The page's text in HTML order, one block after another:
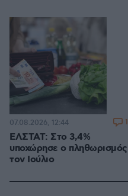
ΕΛΣΤΑΤ: Στο 3,4%
υποχώρησε ο πληθωρισμός
τον Ιούλιο
07.08.2026, 12:44 1